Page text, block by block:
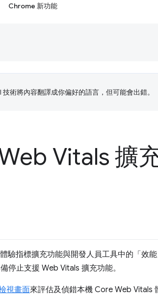
Chrome 新功能
術將內容翻譯成你偏好的語言，但可能會出錯。
Vitals 擴
驗指標擴充功能與開發人員工具中的「效
停止支援 Web Vitals 擴充功能。
視畫面來評估及偵錯本機 Core Web Vitals